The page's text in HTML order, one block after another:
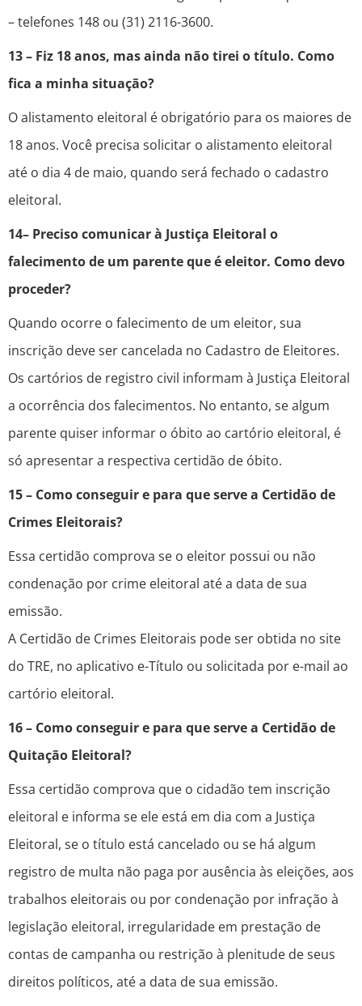
– telefones 148 ou (31) 2116-3600.
13 – Fiz 18 anos, mas ainda não tirei o título. Como
fica a minha situação?
O alistamento eleitoral é obrigatório para os maiores de
18 anos. Você precisa solicitar o alistamento eleitoral
até o dia 4 de maio, quando será fechado o cadastro
eleitoral.
14– Preciso comunicar à Justiça Eleitoral o
falecimento de um parente que é eleitor. Como devo
proceder?
Quando ocorre o falecimento de um eleitor, sua
inscrição deve ser cancelada no Cadastro de Eleitores.
Os cartórios de registro civil informam à Justiça Eleitoral
a ocorrência dos falecimentos. No entanto, se algum
parente quiser informar o óbito ao cartório eleitoral, é
só apresentar a respectiva certidão de óbito.
15 – Como conseguir e para que serve a Certidão de
Crimes Eleitorais?
Essa certidão comprova se o eleitor possui ou não
condenação por crime eleitoral até a data de sua
emissão.
A Certidão de Crimes Eleitorais pode ser obtida no site
do TRE, no aplicativo e-Título ou solicitada por e-mail ao
cartório eleitoral.
16 – Como conseguir e para que serve a Certidão de
Quitação Eleitoral?
Essa certidão comprova que o cidadão tem inscrição
eleitoral e informa se ele está em dia com a Justiça
Eleitoral, se o título está cancelado ou se há algum
registro de multa não paga por ausência às eleições, aos
trabalhos eleitorais ou por condenação por infração à
legislação eleitoral, irregularidade em prestação de
contas de campanha ou restrição à plenitude de seus
direitos políticos, até a data de sua emissão.